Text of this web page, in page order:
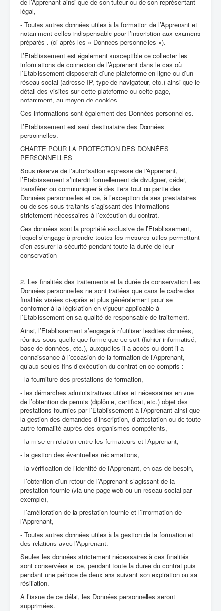
de l’Apprenant ainsi que de son tuteur ou de son représentant
légal,
- Toutes autres données utiles à la formation de l’Apprenant et
notamment celles indispensable pour l’inscription aux examens
préparés . (ci-après les « Données personnelles »).
L’Etablissement est également susceptible de collecter les
informations de connexion de l’Apprenant dans le cas où
l’Etablissement disposerait d’une plateforme en ligne ou d’un
réseau social (adresse IP, type de navigateur, etc.) ainsi que le
détail des visites sur cette plateforme ou cette page,
notamment, au moyen de cookies.
Ces informations sont également des Données personnelles.
L’Etablissement est seul destinataire des Données
personnelles.
CHARTE POUR LA PROTECTION DES DONNÉES
PERSONNELLES
Sous réserve de l’autorisation expresse de l’Apprenant,
l’Etablissement s’interdit formellement de divulguer, céder,
transférer ou communiquer à des tiers tout ou partie des
Données personnelles et ce, à l’exception de ses prestataires
ou de ses sous-traitants s’agissant des informations
strictement nécessaires à l’exécution du contrat.
Ces données sont la propriété exclusive de l’Etablissement,
lequel s’engage à prendre toutes les mesures utiles permettant
d’en assurer la sécurité pendant toute la durée de leur
conservation
2. Les finalités des traitements et la durée de conservation Les
Données personnelles ne sont traitées que dans le cadre des
finalités visées ci-après et plus généralement pour se
conformer à la législation en vigueur applicable à
l’Etablissement en sa qualité de responsable de traitement.
Ainsi, l’Etablissement s’engage à n’utiliser lesdites données,
réunies sous quelle que forme que ce soit (fichier informatisé,
base de données, etc.), auxquelles il a accès ou dont il a
connaissance à l’occasion de la formation de l’Apprenant,
qu’aux seules fins d’exécution du contrat en ce compris :
- la fourniture des prestations de formation,
- les démarches administratives utiles et nécessaires en vue
de l’obtention de permis (diplôme, certificat, etc.) objet des
prestations fournies par l’Etablissement à l’Apprenant ainsi que
la gestion des demandes d’inscription, d’attestation ou de toute
autre formalité auprès des organismes compétents,
- la mise en relation entre les formateurs et l’Apprenant,
- la gestion des éventuelles réclamations,
- la vérification de l’identité de l’Apprenant, en cas de besoin,
- l’obtention d’un retour de l’Apprenant s’agissant de la
prestation fournie (via une page web ou un réseau social par
exemple),
- l’amélioration de la prestation fournie et l’information de
l’Apprenant,
- Toutes autres données utiles à la gestion de la formation et
des relations avec l’Apprenant.
Seules les données strictement nécessaires à ces finalités
sont conservées et ce, pendant toute la durée du contrat puis
pendant une période de deux ans suivant son expiration ou sa
résiliation.
A l’issue de ce délai, les Données personnelles seront
supprimées.